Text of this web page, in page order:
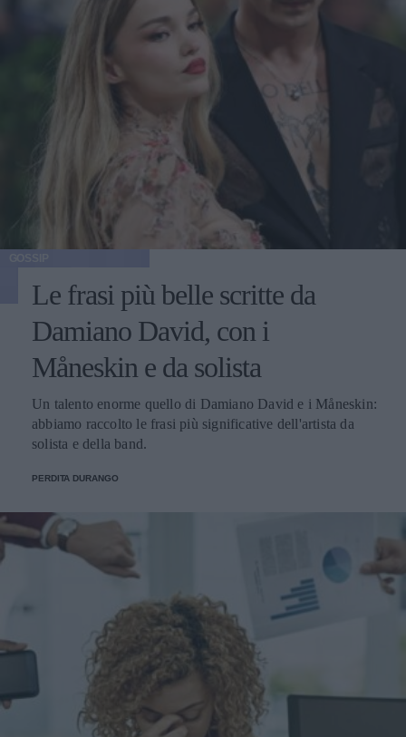
Le frasi più belle scritte da
Damiano David, con i
Måneskin e da solista
Un talento enorme quello di Damiano David e i Måneskin:
abbiamo raccolto le frasi più significative dell'artista da
solista e della band.
PERDITA DURANGO